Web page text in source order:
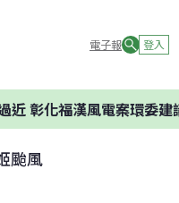
電子報 登入
福漢風電案環委建議不應
颱風